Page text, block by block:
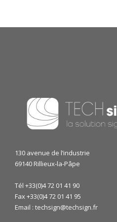
130 avenue de l’industrie
69140 Rillieux-la-Pâpe
Tél +33(0)4 72 01 41 90
Fax +33(0)4 72 01 41 95
Email : techsign@techsign.fr